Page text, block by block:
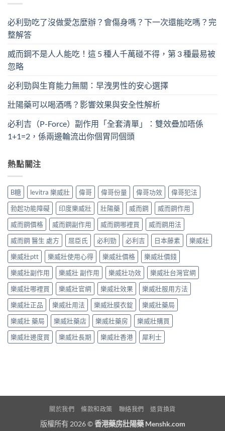
必利勁吃了沒做愛怎麼辦？會傷身嗎？下一次還能吃嗎？完
整解答
威而鋼不是人人能吃！這 5 種人千萬碰不得，第 3 種最易被
忽略
必利勁與生育能力無關：早洩男性的安心選擇
壯陽藥可以喝酒嗎？影響效果與安全性解析
必利吉（P-Force）副作用「全套清單」：雙效疊加唔係
1+1=2，係兩邊輪流出你個胃同個頭
熱點關注
B糖 levitra 樂威壯 偉哥 偉哥份量 偉哥功效
偉哥犯法
勃起功能障礙
印度樂威壯 壯陽藥 威而鋼
威而鋼作用
威而鋼價格
威而鋼副作用 威而鋼哪裡買
威而鋼用法
威而鋼 醫生 處方
屈臣氏 必利勁 必利吉 日本藤素
樂威壯
樂威壯ptt
樂威壯使用心得 樂威壯價格
樂威壯價錢
樂威壯副作用
樂威壯 副作用 樂威壯功效
樂威壯台灣官網
樂威壯哪裡買
樂威壯官網 樂威壯效果
樂威壯服用方法
樂威壯正品
樂威壯用法 樂威壯膜衣錠
樂威壯藥局
樂威壯 藥局
樂威壯藥店 樂威壯藥房
樂威壯購買
樂威壯邊度買
樂威壯長期 樂威壯香港 犀利士
關於我們 條款和政策 聯絡我們 退貨換貨
版權所有 2026 ©香港藥房壯陽藥 Menshk.com